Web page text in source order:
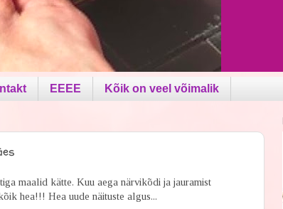
EEEE Kõik on veel võimalik
maalid kätte. Kuu aega närvikõdi ja jauramist
hea!!! Hea uude näituste algus...